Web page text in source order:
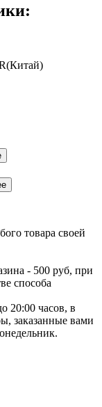
товара своей
- 500 руб, при
способа
20:00 часов, в
заказанные вами